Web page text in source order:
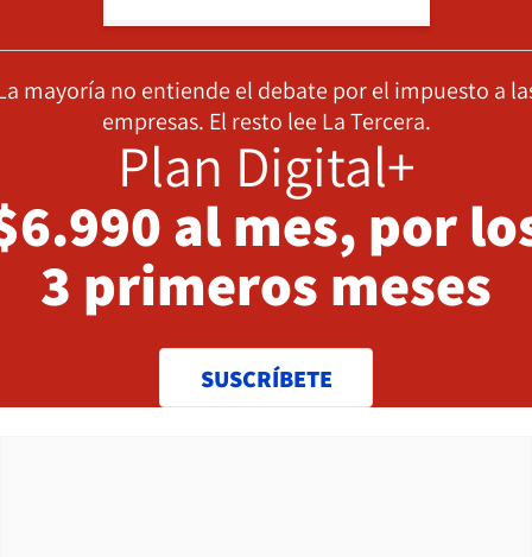
mayoría no entiende el debate por el impuesto a
empresas. El resto lee La Tercera.
Plan Digital+
al mes, por
3 primeros meses
SUSCRÍBETE